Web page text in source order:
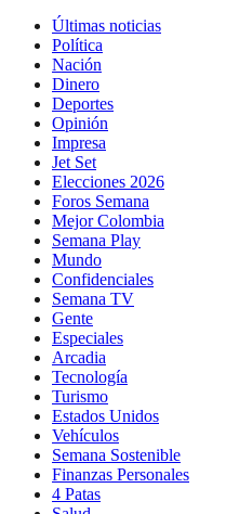
Últimas noticias
Política
Nación
Dinero
Deportes
Opinión
Impresa
Jet Set
Elecciones 2026
Foros Semana
Mejor Colombia
Semana Play
Mundo
Confidenciales
Semana TV
Gente
Especiales
Arcadia
Tecnología
Turismo
Estados Unidos
Vehículos
Semana Sostenible
Finanzas Personales
4 Patas